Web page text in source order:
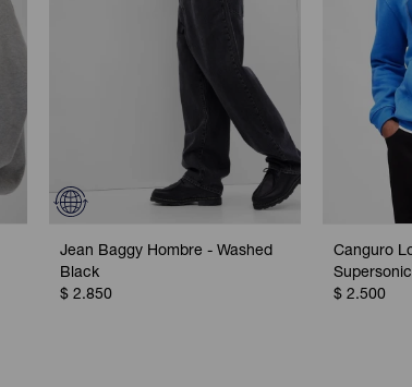
Jean Baggy Hombre - Washed
Black
$ 2.850
Canguro
$ 2.500